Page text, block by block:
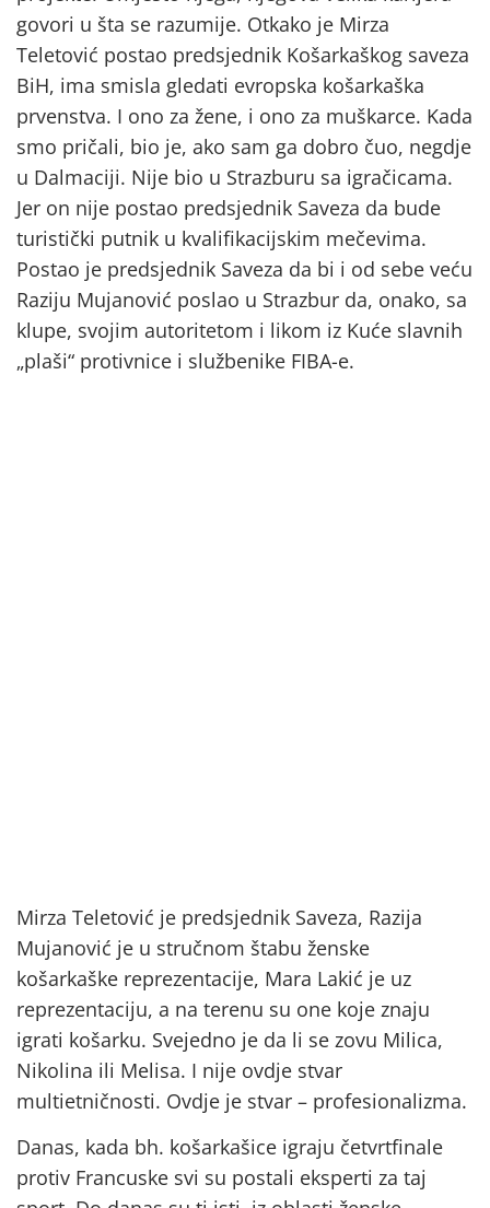
govori u šta se razumije. Otkako je Mirza
Teletović postao predsjednik Košarkaškog saveza
BiH, ima smisla gledati evropska košarkaška
prvenstva. I ono za žene, i ono za muškarce. Kada
smo pričali, bio je, ako sam ga dobro čuo, negdje
u Dalmaciji. Nije bio u Strazburu sa igračicama.
Jer on nije postao predsjednik Saveza da bude
turistički putnik u kvalifikacijskim mečevima.
Postao je predsjednik Saveza da bi i od sebe veću
Raziju Mujanović poslao u Strazbur da, onako, sa
klupe, svojim autoritetom i likom iz Kuće slavnih
„plaši“ protivnice i službenike FIBA-e.
Mirza Teletović je predsjednik Saveza, Razija
Mujanović je u stručnom štabu ženske
košarkaške reprezentacije, Mara Lakić je uz
reprezentaciju, a na terenu su one koje znaju
igrati košarku. Svejedno je da li se zovu Milica,
Nikolina ili Melisa. I nije ovdje stvar
multietničnosti. Ovdje je stvar – profesionalizma.
Danas, kada bh. košarkašice igraju četvrtfinale
protiv Francuske svi su postali eksperti za taj